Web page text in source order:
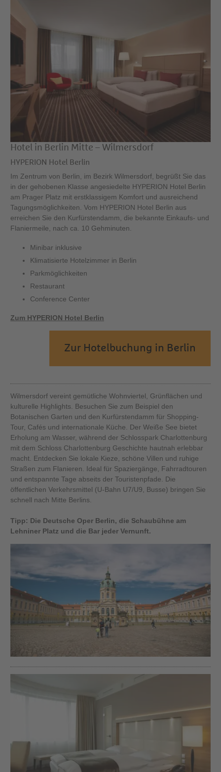
Hotel in Berlin Mitte – Wilmersdorf
HYPERION Hotel Berlin
Im Zentrum von Berlin, im Bezirk Wilmersdorf, begrüßt Sie das
in der gehobenen Klasse angesiedelte HYPERION Hotel Berlin
am Prager Platz mit erstklassigem Komfort und ausreichend
Tagungsmöglichkeiten. Vom HYPERION Hotel Berlin aus
erreichen Sie den Kurfürstendamm, die bekannte Einkaufs- und
Flaniermeile, nach ca. 10 Gehminuten.
Minibar inklusive
Klimatisierte Hotelzimmer in Berlin
Parkmöglichkeiten
Restaurant
Conference Center
Zum HYPERION Hotel Berlin
Zur Hotelbuchung in Berlin
Wilmersdorf vereint gemütliche Wohnviertel, Grünflächen und
kulturelle Highlights. Besuchen Sie zum Beispiel den
Botanischen Garten und den Kurfürstendamm für Shopping-
Tour, Cafés und internationale Küche. Der Weiße See bietet
Erholung am Wasser, während der Schlosspark Charlottenburg
mit dem Schloss Charlottenburg Geschichte hautnah erlebbar
macht. Entdecken Sie lokale Kieze, schöne Villen und ruhige
Straßen zum Flanieren. Ideal für Spaziergänge, Fahrradtouren
und entspannte Tage abseits der Touristenpfade. Die
öffentlichen Verkehrsmittel (U-Bahn U7/U9, Busse) bringen Sie
schnell nach Mitte Berlins.
Tipp: Die Deutsche Oper Berlin, die Schaubühne am
Lehniner Platz und die Bar jeder Vernunft.